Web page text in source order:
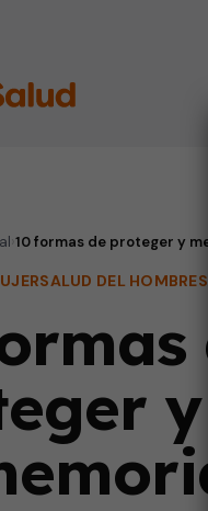
10 formas de proteger y
SALUD DEL HOMBRE
y